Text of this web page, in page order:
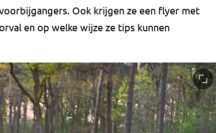
Ook krijgen ze een flyer met
en op welke wijze ze tips kunnen